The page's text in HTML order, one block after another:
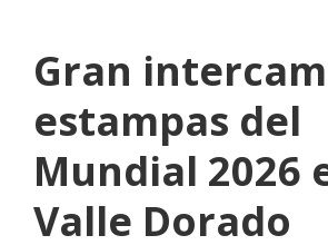
Gran
estampas del
Mundial 2026
Valle Dorado